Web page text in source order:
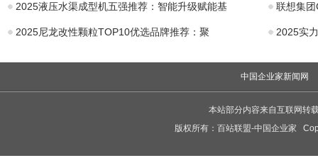
2025液压水渠成型机五强推荐：智能升级赋能基 联想集
2025尼龙改性颗粒TOP10优选品牌推荐：聚 2025实
中国企业家新闻网
本站部分内容来自互联网转
版权所有： 百站联盟-中国企业家